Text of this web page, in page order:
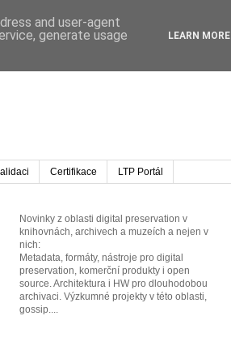
Certifikace LTP Portál
Novinky z oblasti digital preservation v
knihovnách, archivech a muzeích a nejen v
nich:
Metadata, formáty, nástroje pro digital
preservation, komerční produkty i open
source. Architektura i HW pro dlouhodobou
archivaci. Výzkumné projekty v této oblasti,
gossip....
and user-agent
generate usage
LEARN MORE